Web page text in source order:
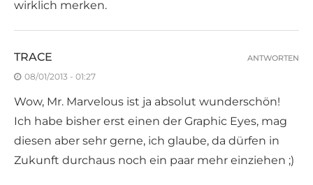
wirklich merken.
TRACE
08/01/2013 - 01:27
Wow, Mr. Marvelous ist ja absolut wunderschön!
Ich habe bisher erst einen der Graphic Eyes, mag
diesen aber sehr gerne, ich glaube, da dürfen in
Zukunft durchaus noch ein paar mehr einziehen ;)
ANTWORTEN